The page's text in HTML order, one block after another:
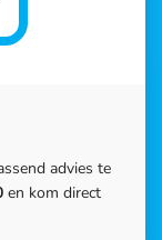
advies te
en kom direct